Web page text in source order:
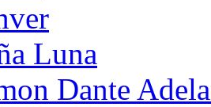
Luna
Dante